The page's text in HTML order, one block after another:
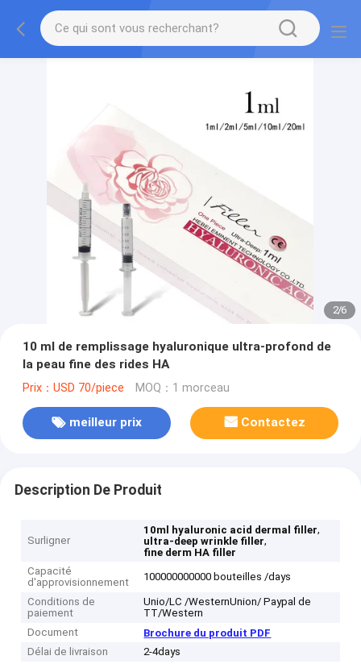
2/6
10 ml de remplissage hyaluronique ultra-profond de
la peau fine des rides HA
Prix：USD 70/piece MOQ：1 morceau
meilleur prix Contactez
Description De Produit
Surligner
10ml hyaluronic acid dermal filler,
ultra-deep wrinkle filler,
fine derm HA filler
Capacité
d'approvisionnement
100000000000 bouteilles /days
Conditions de
paiement
Unio/LC /WesternUnion/ Paypal de
TT/Western
Document
Brochure du produit PDF
Délai de livraison
2-4days